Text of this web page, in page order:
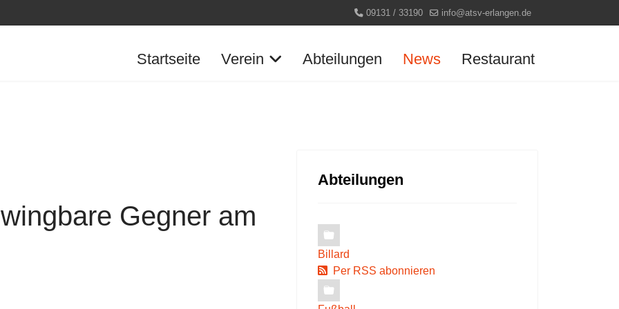
09131 / 33190 info@atsv-erlangen.de
Startseite Verein Abteilungen News Restaurant
Gegner am
Abteilungen
Billard
Per RSS abonnieren